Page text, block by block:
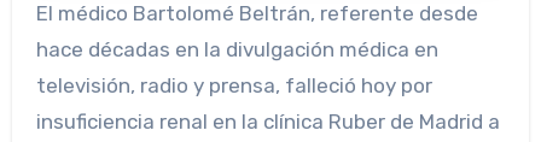
El médico Bartolomé Beltrán, referente desde
hace décadas en la divulgación médica en
televisión, radio y prensa, falleció hoy por
insuficiencia renal en la clínica Ruber de Madrid a